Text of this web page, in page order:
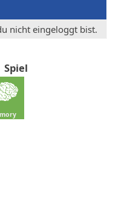
nicht eingeloggt bist.
Spiel